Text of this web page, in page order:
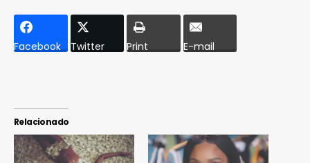
Facebook Twitter Print E-mail
Relacionado